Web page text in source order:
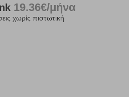
19.36€/μήνα
χωρίς πιστωτική